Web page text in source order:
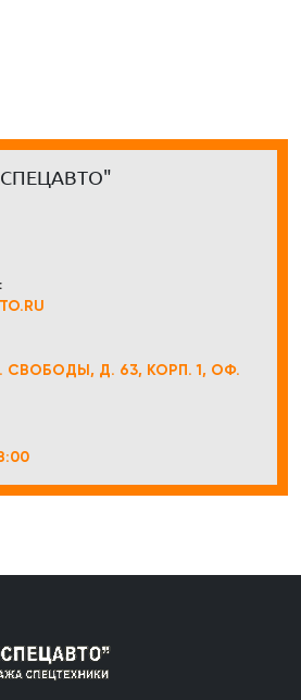
СВОБОДЫ, Д. 63, КОРП. 1, ОФ.